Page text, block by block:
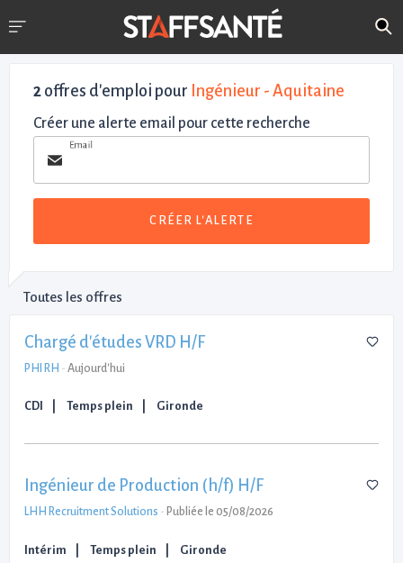
2 offres d'emploi pour Ingénieur - Aquitaine
Créer une alerte email pour cette recherche
Email
CRÉER L'ALERTE
Toutes les offres
Chargé d'études VRD H/F
PHI RH - Aujourd'hui
CDI Temps plein Gironde
Ingénieur de Production (h/f) H/F
LHH Recruitment Solutions - Publiée le 05/08/2026
Intérim Temps plein Gironde